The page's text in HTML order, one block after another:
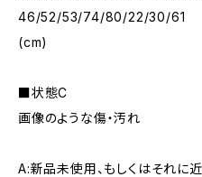
46/52/53/74/80/22/30/61
(cm)
■状態C
画像のような傷・汚れ
A:新品未使用、もしくはそれに